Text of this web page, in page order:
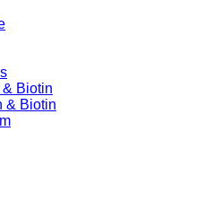
& Biotin
& Biotin